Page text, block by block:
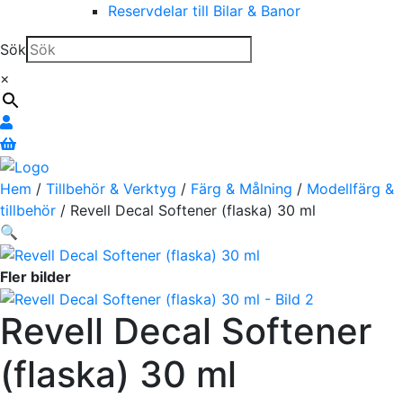
Reservdelar till Bilar & Banor
Sök
×
Hem / Tillbehör & Verktyg / Färg & Målning / Modellfärg &
tillbehör / Revell Decal Softener (flaska) 30 ml
🔍
Fler bilder
Revell Decal Softener
(flaska) 30 ml